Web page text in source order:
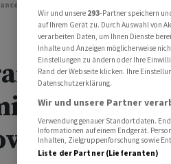
kooperiert mit belgischem Insurtech
Wir und unsere 293-Partner speichern
auf Ihrem Gerät zu. Durch Auswahl von
verarbeiten Daten, um Ihnen Dienste
Inhalte und Anzeigen möglicherweise
Einstellungen zu ändern oder Ihre
Rand der Webseite klicken. Ihre
Datenschutzerklärung.
Wir und unsere Partner
Verwendung genauer Standortdaten.
Informationen auf einem Endgerät.
Inhalten, Zielgruppenforschung sowie
Liste der Partner (Lieferanten)